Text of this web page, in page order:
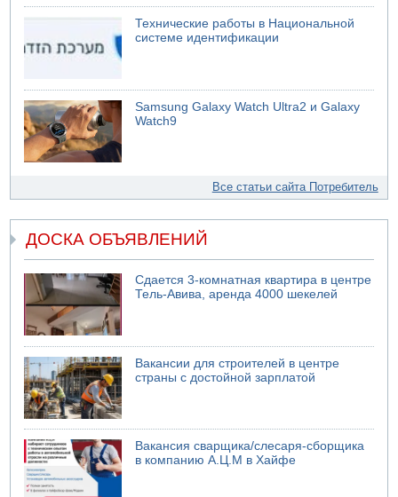
Технические работы в Национальной
системе идентификации
Samsung Galaxy Watch Ultra2 и Galaxy
Watch9
Все статьи сайта Потребитель
ДОСКА ОБЪЯВЛЕНИЙ
Сдается 3-комнатная квартира в центре
Тель-Авива, аренда 4000 шекелей
Вакансии для строителей в центре
страны с достойной зарплатой
Вакансия сварщика/слесаря-сборщика
в компанию А.Ц.М в Хайфе